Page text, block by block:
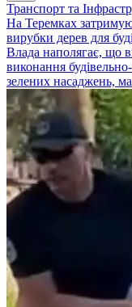
Транспорт та
На Теремках
вирубки дерев для
Влада наполягає, що
виконання
зелених насаджень,